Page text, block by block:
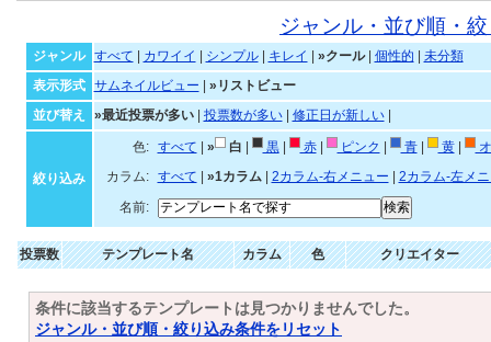
ジャンル・並び順・
ジャンル すべて カワイイ シンプル| キレイ »クール| 個性的
未分類
表示形式
サムネイルビュー
»リストビュー
並び替え
»最近投票が多い| 投票数が多い| 修正日が新しい|
絞り込み
色: すべて » 白 黒| 赤| ピンク 青| 黄|
カラム:
すべて »1カラム| 2カラム-右メニュー
2カラム-左メ
名前:
投票数 テンプレート名 カラム 色 クリエイター
条件に該当するテンプレートは見つかりませんでした。
ジャンル・並び順・絞り込み条件をリセット